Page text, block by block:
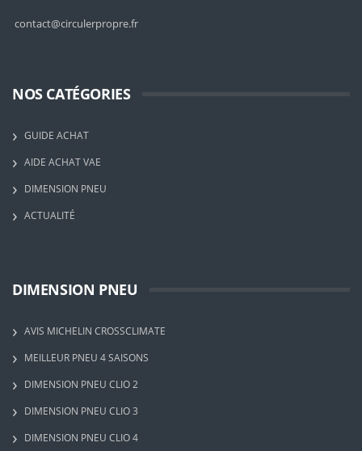
contact@circulerpropre.fr
NOS CATÉGORIES
GUIDE ACHAT
AIDE ACHAT VAE
DIMENSION PNEU
ACTUALITÉ
DIMENSION PNEU
AVIS MICHELIN CROSSCLIMATE
MEILLEUR PNEU 4 SAISONS
DIMENSION PNEU CLIO 2
DIMENSION PNEU CLIO 3
DIMENSION PNEU CLIO 4